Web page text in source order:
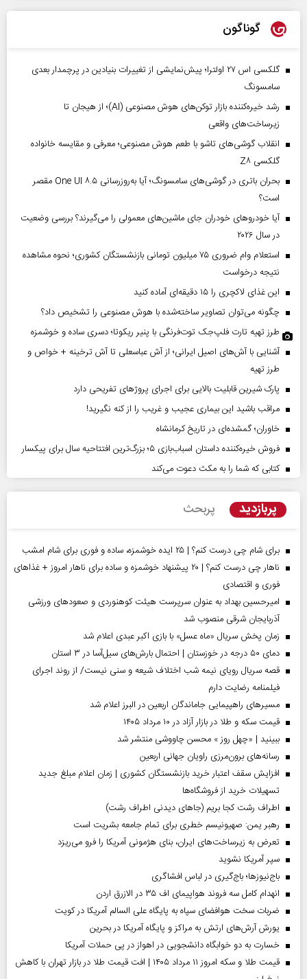
گوناگون
گلکسی اس ۲۷ اولترا؛ پیش‌نمایشی از تغییرات بنیادین در پرچمدار بعدی
سامسونگ
رشد خیره‌کننده بازار توکن‌های هوش مصنوعی (AI)؛ از هیجان تا
زیرساخت‌های واقعی
انقلاب گوشی‌های تاشو‌ با طعم هوش مصنوعی؛ معرفی و مقایسه خانواده
گلکسی Z۸
بحران باتری در گوشی‌های سامسونگ؛ آیا به‌روزرسانی One UI ۸.۵ مقصر
است؟
آیا خودروهای خودران جای ماشین‌های معمولی را می‌گیرند؟ بررسی وضعیت
در سال ۲۰۲۶
استعلام وام ضروری ۷۵ میلیون تومانی بازنشستگان کشوری؛ نحوه مشاهده
نتیجه درخواست
این غذای لاکچری را ۱۵ دقیقه‌ای آماده کنید
چگونه می‌توان تصاویر ساخته‌شده با هوش مصنوعی را تشخیص داد؟
طرز تهیه تارت فلپ‌جک توت‌فرنگی با پنیر ریکوتا؛ دسری ساده و خوشمزه
آشنایی با آش‌های اصیل ایرانی؛ از آش عباسعلی تا آش ترخینه + خواص و
طرز تهیه
پارک شیرین قابلیت‌ بالایی برای اجرای پروژهای تفریحی دارد
مراقب باشید این بیماری عجیب و غریب را از کنه نگیرید!
خاوران؛ گمشده‌ای در تاریخ کرمانشاه
فروش خیره‌کننده داستان اسباب‌بازی ۵؛ بزرگ‌ترین افتتاحیه سال برای پیکسار
کتابی که شما را به مکث دعوت می‌کند
پربازدید پربحث
برای شام چی درست کنم؟ | ۲۵ ایده خوشمزه، ساده و فوری برای شام امشب
ناهار چی درست کنم؟ | ۲۰ پیشنهاد خوشمزه و ساده برای ناهار امروز + غذاهای
فوری و اقتصادی
امیرحسین بهداد به عنوان سرپرست هیئت کوهنوردی و صعودهای ورزشی
آذربایجان شرقی منصوب شد
زمان پخش سریال «ماه عسل» با بازی اکبر عبدی اعلام شد
دمای ۵۰ درجه در خوزستان | احتمال بارش‌های سیل‌آسا در ۳ استان
قصه سریال رویای نیمه شب اختلاف شیعه و سنی نیست/ از روند اجرای
فیلمنامه رضایت دارم
مسیر‌های راهپیمایی جاماندگان اربعین در البرز اعلام شد
قیمت سکه و طلا در بازار آزاد در ۱۰ مرداد ۱۴۰۵
ببینید | «چهل روز » محسن چاووشی منتشر شد
رسانه‌های برون‌مرزی راویان جهانی اربعین
افزایش سقف اعتبار خرید بازنشستگان کشوری | زمان اعلام مبلغ جدید
تسهیلات خرید از فروشگاه‌ها
اطراف رشت کجا بریم (جاهای دیدنی اطراف رشت)
رهبر یمن: صهیونیسم خطری برای تمام جامعه بشریت است
تعرض به زیرساخت‌های ایران، بنای هژمونی آمریکا را فرو می‌ریزد
سپر آمریکا نشوید
باج‌نیوزها؛ باج‌گیری در لباس افشاگری
انهدام کامل سه فروند هواپیمای اف ۳۵ در الازرق اردن
ضربات سخت هوافضای سپاه به پایگاه علی السالم آمریکا در کویت
یورش آرش‌های ارتش به مراکز و پایگاه‌ آمریکا در بحرین
خسارت به دو خوابگاه دانشجویی در اهواز در پی حملات آمریکا
قیمت طلا و سکه امروز ۱۱ مرداد ۱۴۰۵ | افت قیمت طلا در بازار تهران با کاهش